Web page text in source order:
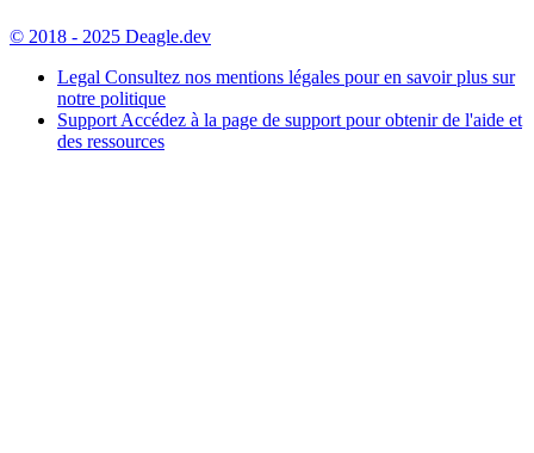
© 2018 - 2025 Deagle.dev
Legal Consultez nos mentions légales pour en savoir plus sur
notre politique
Support Accédez à la page de support pour obtenir de l'aide et
des ressources